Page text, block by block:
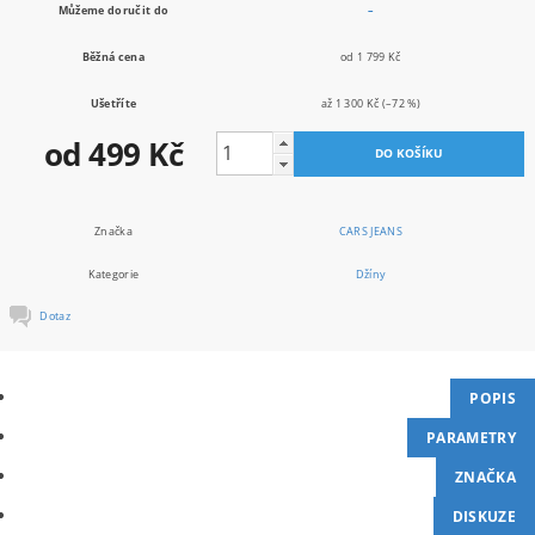
Můžeme doručit do –
Běžná cena od 1 799 Kč
Ušetříte až 1 300 Kč (–72 %)
od 499 Kč
Značka CARS JEANS
Kategorie Džíny
Dotaz
POPIS
PARAMETRY
ZNAČKA
DISKUZE